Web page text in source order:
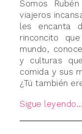
Somos
viajeros
les encanta
rinconcito
mundo,
y culturas
comida y sus
¿Tú también
Sigue leyendo...